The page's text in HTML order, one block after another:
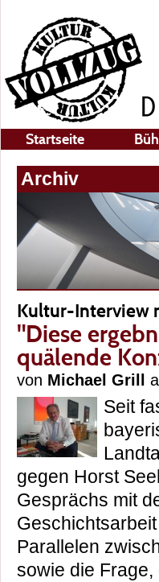
Startseite
Archiv
Kultur-Interview
"Diese
quälende
von Michael Grill
Seit
gegen Horst
Gesprächs mit
Parallelen
sowie die